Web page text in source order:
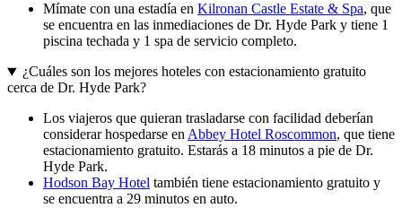
Mímate con una estadía en Kilronan Castle Estate & Spa, que
se encuentra en las inmediaciones de Dr. Hyde Park y tiene 1
piscina techada y 1 spa de servicio completo.
¿Cuáles son los mejores hoteles con estacionamiento gratuito
cerca de Dr. Hyde Park?
Los viajeros que quieran trasladarse con facilidad deberían
considerar hospedarse enAbbey Hotel Roscommon, que tiene
estacionamiento gratuito. Estarás a 18 minutos a pie de Dr.
Hyde Park.
Hodson Bay Hotel también tiene estacionamiento gratuito y
se encuentra a 29 minutos en auto.